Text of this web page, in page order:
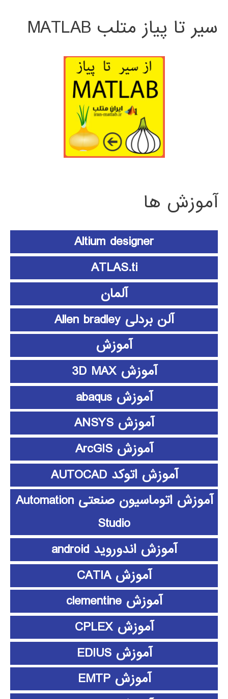
سیر تا پیاز متلب MATLAB
آموزش ها
Altium designer
ATLAS.ti
آلمان
آلن بردلی Allen bradley
آموزش
آموزش 3D MAX
آموزش abaqus
آموزش ANSYS
آموزش ArcGIS
آموزش اتوکد AUTOCAD
آموزش اتوماسیون صنعتی Automation
Studio
آموزش اندوروید android
آموزش CATIA
آموزش clementine
آموزش CPLEX
آموزش EDIUS
آموزش EMTP